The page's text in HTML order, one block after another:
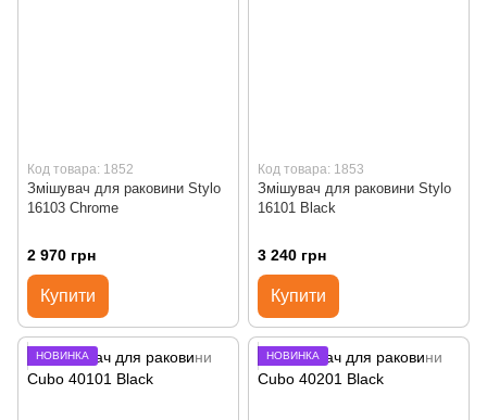
Код товара: 1852
Змішувач для раковини Stylo
16103 Chrome
2 970 грн
Купити
Код товара: 1853
Змішувач для раковини Stylo
16101 Black
3 240 грн
Купити
НОВИНКА НОВИНКА